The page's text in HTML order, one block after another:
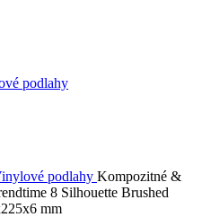
podlahy
podlahy Kompozitné &
8 Silhouette Brushed
mm